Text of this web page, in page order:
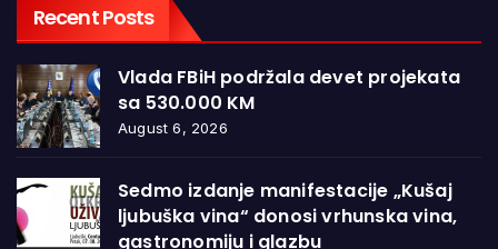
Recent Posts
Vlada FBiH podržala devet projekata
sa 530.000 KM
August 6, 2026
Sedmo izdanje manifestacije „Kušaj
ljubuška vina“ donosi vrhunska vina,
gastronomiju i glazbu